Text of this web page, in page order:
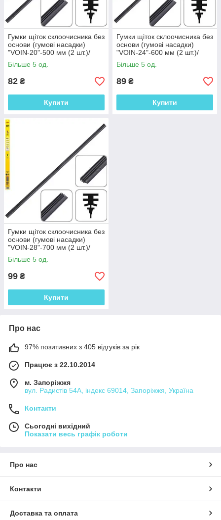
Гумки щіток склоочисника без
основи (гумові насадки)
"VOIN-20"-500 мм (2 шт.)/
блістер(TPBR-SRB-PR20)
Більше 5 од.
82 ₴
Купити
Гумки щіток склоочисника без
основи (гумові насадки)
"VOIN-24"-600 мм (2 шт.)/
блістер(TPBR-SRB-PR24)
Більше 5 од.
89 ₴
Купити
Гумки щіток склоочисника без
основи (гумові насадки)
"VOIN-28"-700 мм (2 шт.)/
блістер(TPBR-SRB-PR28)
Більше 5 од.
99 ₴
Купити
Про нас
97% позитивних з 405 відгуків за рік
Працює з 22.10.2014
м. Запоріжжя
вул. Радистів 54А, індекс 69014, Запоріжжя, Україна
Контакти
Сьогодні вихідний
Показати весь графік роботи
Про нас
Контакти
Доставка та оплата